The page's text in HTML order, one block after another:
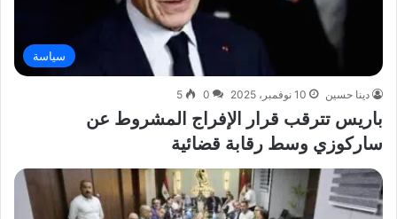
سياسة
دينا حسين 10 نوفمبر، 2025 0
5
باريس تترقب قرار الإفراج المشروط عن
ساركوزي وسط رقابة قضائية